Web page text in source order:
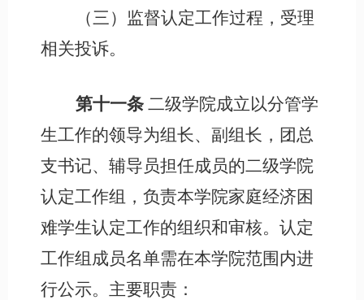
（三）监督认定工作过程，受理
相关投诉。
第十一条 二级学院成立以分管学
生工作的领导为组长、副组长，团总
支书记、辅导员担任成员的二级学院
认定工作组，负责本学院家庭经济困
难学生认定工作的组织和审核。认定
工作组成员名单需在本学院范围内进
行公示。主要职责：